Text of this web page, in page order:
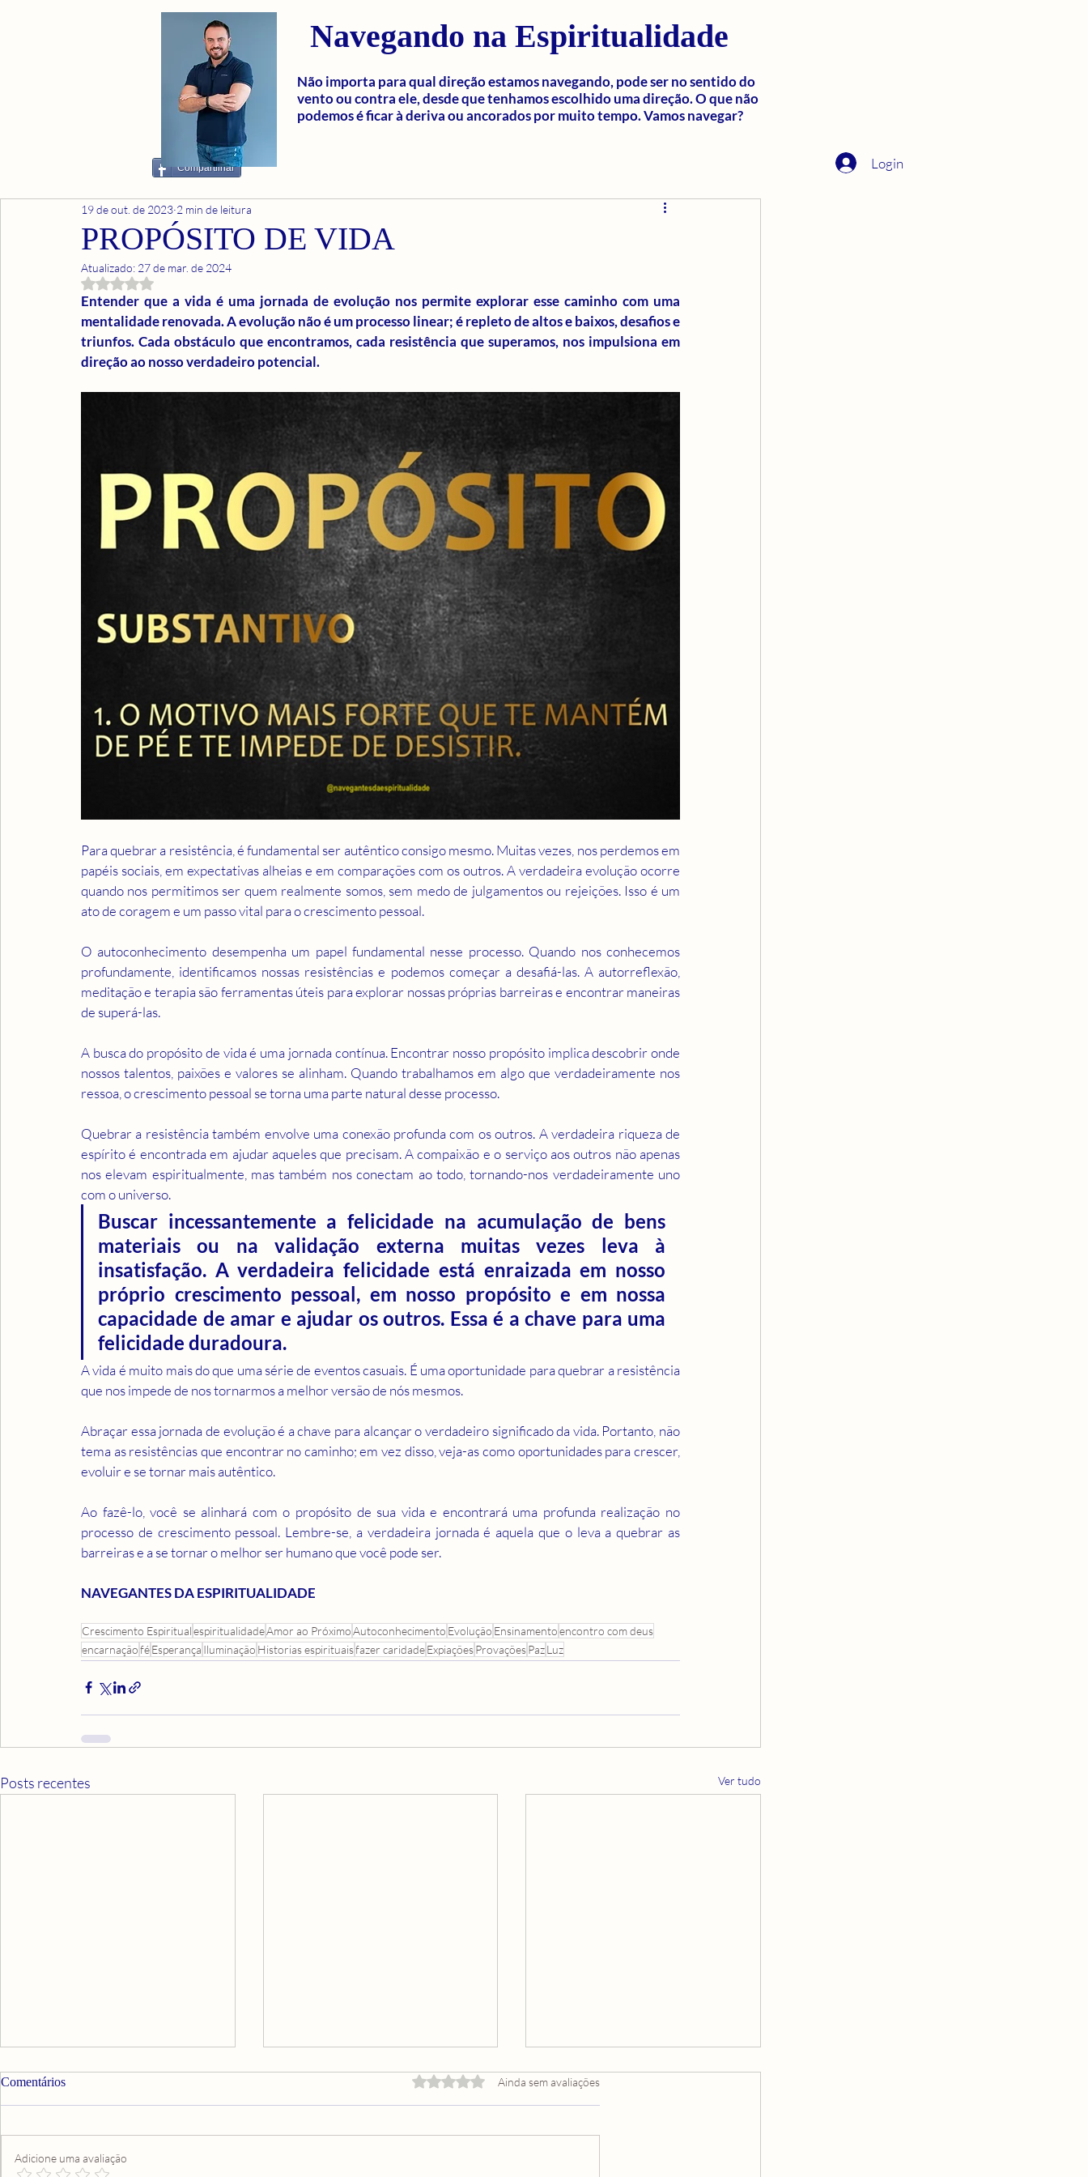
Navegando na Espiritualidade
Não importa para qual direção estamos navegando, pode ser no sentido do
vento ou contra ele, desde que tenhamos escolhido uma direção. O que não
podemos é ficar à deriva ou ancorados por muito tempo. Vamos navegar?
Compartilhar Login
PROPÓSITO DE VIDA
19 de out. de 2023 2 min de leitura
Atualizado: 27 de mar. de 2024
Avaliado com NaN de 5 estrelas.
Entender que a vida é uma jornada de evolução nos permite explorar esse caminho com uma
mentalidade renovada. A evolução não é um processo linear; é repleto de altos e baixos, desafios e
triunfos. Cada obstáculo que encontramos, cada resistência que superamos, nos impulsiona em
direção ao nosso verdadeiro potencial.
Para quebrar a resistência, é fundamental ser autêntico consigo mesmo. Muitas vezes, nos perdemos em
papéis sociais, em expectativas alheias e em comparações com os outros. A verdadeira evolução ocorre
quando nos permitimos ser quem realmente somos, sem medo de julgamentos ou rejeições. Isso é um
ato de coragem e um passo vital para o crescimento pessoal.
O autoconhecimento desempenha um papel fundamental nesse processo. Quando nos conhecemos
profundamente, identificamos nossas resistências e podemos começar a desafiá-las. A autorreflexão,
meditação e terapia são ferramentas úteis para explorar nossas próprias barreiras e encontrar maneiras
de superá-las.
A busca do propósito de vida é uma jornada contínua. Encontrar nosso propósito implica descobrir onde
nossos talentos, paixões e valores se alinham. Quando trabalhamos em algo que verdadeiramente nos
ressoa, o crescimento pessoal se torna uma parte natural desse processo.
Quebrar a resistência também envolve uma conexão profunda com os outros. A verdadeira riqueza de
espírito é encontrada em ajudar aqueles que precisam. A compaixão e o serviço aos outros não apenas
nos elevam espiritualmente, mas também nos conectam ao todo, tornando-nos verdadeiramente uno
com o universo.
Buscar incessantemente a felicidade na acumulação de bens
materiais ou na validação externa muitas vezes leva à
insatisfação. A verdadeira felicidade está enraizada em nosso
próprio crescimento pessoal, em nosso propósito e em nossa
capacidade de amar e ajudar os outros. Essa é a chave para uma
felicidade duradoura.
A vida é muito mais do que uma série de eventos casuais. É uma oportunidade para quebrar a resistência
que nos impede de nos tornarmos a melhor versão de nós mesmos.
Abraçar essa jornada de evolução é a chave para alcançar o verdadeiro significado da vida. Portanto, não
tema as resistências que encontrar no caminho; em vez disso, veja-as como oportunidades para crescer,
evoluir e se tornar mais autêntico.
Ao fazê-lo, você se alinhará com o propósito de sua vida e encontrará uma profunda realização no
processo de crescimento pessoal. Lembre-se, a verdadeira jornada é aquela que o leva a quebrar as
barreiras e a se tornar o melhor ser humano que você pode ser.
NAVEGANTES DA ESPIRITUALIDADE
Crescimento EspiritualespiritualidadeAmor ao PróximoAutoconhecimento Evolução Ensinamentoencontro com deus
encarnaçãoféEsperança Iluminação Historias espirituaisfazer caridadeExpiaçõesProvaçõesPazLuz
Posts recentes Ver tudo
Comentários Avaliado com 0 de 5 estrelas.
Ainda sem avaliações
Adicione uma avaliação